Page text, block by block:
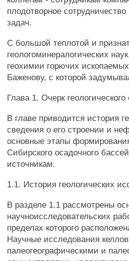
плодотворное
задач.
С большой теплотой и
геологоминералогических
геохимии горючих
Баженову, с которой
Глава 1. Очерк
В главе приводится история
сведения о его строении и
основные этапы
Сибирского осадочного
источникам.
1.1. История геологических
В разделе 1.1 рассмотрены
научноисследовательских
пределах которого
Научные исследования
палеогеографическими и